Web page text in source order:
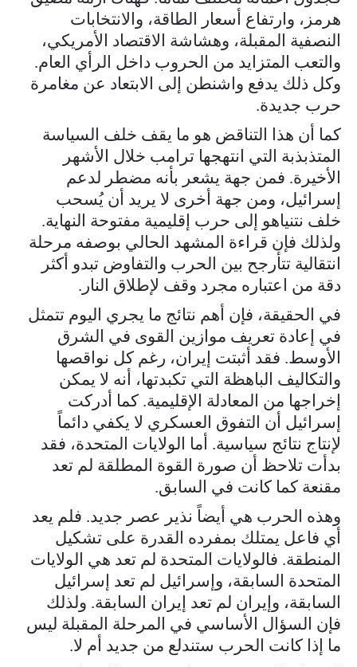
هرمز، وارتفاع أسعار الطاقة، والانتخابات
النصفية المقبلة، وهشاشة الاقتصاد الأمريكي،
والتعب المتزايد من الحروب داخل الرأي العام.
وكل ذلك يدفع واشنطن إلى الابتعاد عن مغامرة
حرب جديدة.
كما أن هذا التناقض هو ما يقف خلف السياسة
المتذبذبة التي انتهجها ترامب خلال الأشهر
الأخيرة. فمن جهة يشعر بأنه مضطر لدعم
إسرائيل، ومن جهة أخرى لا يريد أن يُسحب
خلف نتنياهو إلى حرب إقليمية مفتوحة النهاية.
ولذلك فإن قراءة المشهد الحالي بوصفه مرحلة
انتقالية تتأرجح بين الحرب والتفاوض تبدو أكثر
دقة من اعتباره مجرد وقف لإطلاق النار.
في الحقيقة، فإن أهم نتائج ما يجري اليوم تتمثل
في إعادة تعريف موازين القوى في الشرق
الأوسط. فقد أثبتت إيران، رغم كل نواقصها
والتكاليف الباهظة التي تكبدتها، أنه لا يمكن
إخراجها من المعادلة الإقليمية. كما أدركت
إسرائيل أن التفوق العسكري لا يكفي دائماً
لإنتاج نتائج سياسية. أما الولايات المتحدة، فقد
بدأت تلاحظ أن صورة القوة المطلقة لم تعد
مقنعة كما كانت في السابق.
وهذه الحرب هي أيضاً نذير عصر جديد. فلم يعد
أي فاعل يمتلك بمفرده القدرة على تشكيل
المنطقة. فالولايات المتحدة لم تعد هي الولايات
المتحدة السابقة، وإسرائيل لم تعد إسرائيل
السابقة، وإيران لم تعد إيران السابقة. ولذلك
فإن السؤال الأساسي في المرحلة المقبلة ليس
ما إذا كانت الحرب ستندلع من جديد أم لا.